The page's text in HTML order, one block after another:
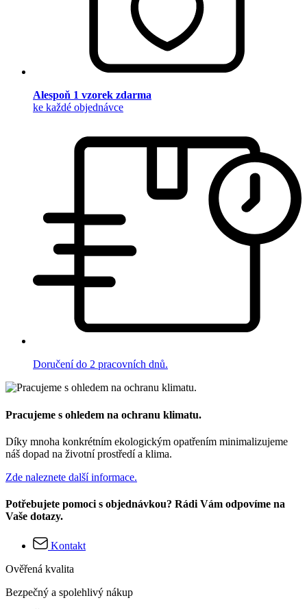
Alespoň 1 vzorek zdarma
ke každé objednávce
Doručení do 2 pracovních dnů.
Pracujeme s ohledem na ochranu klimatu.
Díky mnoha konkrétním ekologickým opatřením minimalizujeme
náš dopad na životní prostředí a klima.
Zde naleznete další informace.
Potřebujete pomoci s objednávkou? Rádi Vám odpovíme na
Vaše dotazy.
Kontakt
Ověřená kvalita
Bezpečný a spolehlivý nákup